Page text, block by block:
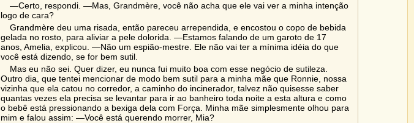
―Certo, respondi. ―Mas, Grandmère, você não acha que ele vai ver a minha intenção
logo de cara?
Grandmère deu uma risada, então pareceu arrependida, e encostou o copo de bebida
gelada no rosto, para aliviar a pele dolorida. ―Estamos falando de um garoto de 17
anos, Amelia, explicou. ―Não um espião-mestre. Ele não vai ter a mínima idéia do que
você está dizendo, se for bem sutil.
Mas eu não sei. Quer dizer, eu nunca fui muito boa com esse negócio de sutileza.
Outro dia, que tentei mencionar de modo bem sutil para a minha mãe que Ronnie, nossa
vizinha que ela catou no corredor, a caminho do incinerador, talvez não quisesse saber
quantas vezes ela precisa se levantar para ir ao banheiro toda noite a esta altura e como
o bebê está pressionando a bexiga dela com Força. Minha mãe simplesmente olhou para
mim e falou assim: ―Você está querendo morrer, Mia?